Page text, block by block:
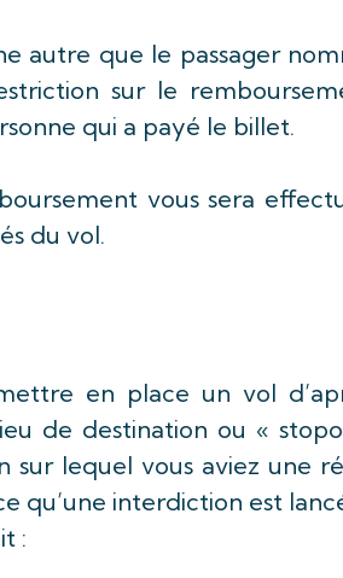
autre que le passager
sur le
qui a payé le billet.
vous sera
du vol.
en place un vol
de destination ou «
lequel vous aviez une
qu’une interdiction est
: